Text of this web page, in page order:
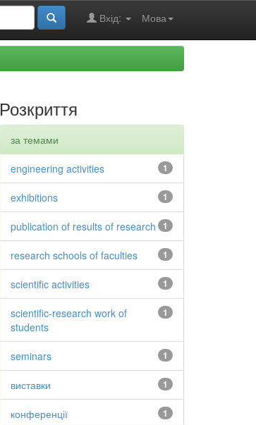
Мова
Вхід:
Розкриття
за темами
1
engineering activities
1
exhibitions
1
publication of results of research
1
research schools of faculties
1
scientific activities
1
scientific-research work of
students
1
seminars
1
виставки
1
конференції